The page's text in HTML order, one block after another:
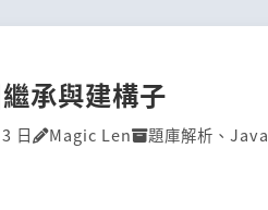
承與建構子
日 Magic Len 題庫解析 、 Java